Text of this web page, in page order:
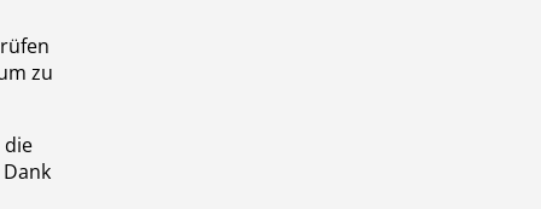
zu
die